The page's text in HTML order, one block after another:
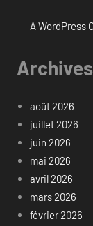
A WordPress
Archives
août 2026
juillet 2026
juin 2026
mai 2026
avril 2026
mars 2026
février 2026